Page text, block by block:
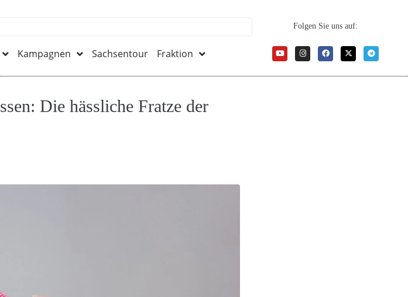
Kampagnen Sachsentour Fraktion
Folgen Sie uns auf:
Die hässliche Fratze der